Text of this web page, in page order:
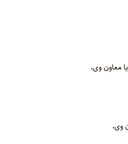
معاون وی،
وی،